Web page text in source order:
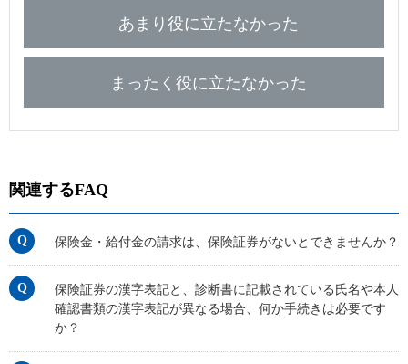
あまり役に立たなかった
まったく役に立たなかった
関連するFAQ
保険金・給付金の請求は、保険証券がないとできませんか？
保険証券の漢字表記と、診断書に記載されている氏名や本人
確認書類の漢字表記が異なる場合、何か手続きは必要です
か？